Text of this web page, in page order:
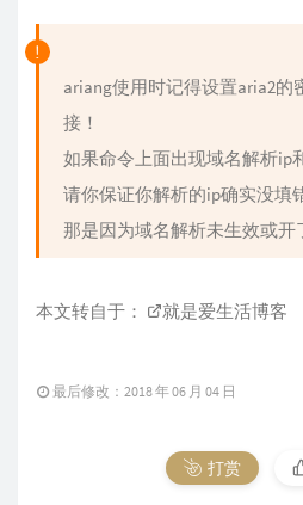
ariang使用时记得设置aria2的
接！
如果命令上面出现域名解析ip
请你保证你解析的ip确实没填
那是因为域名解析未生效或开
本文转自于： 就是爱生活博客
最后修改：2018 年 06 月 04 日
打赏